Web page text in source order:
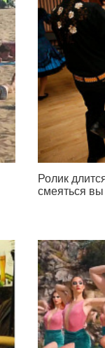
Ролик
смеяться вы